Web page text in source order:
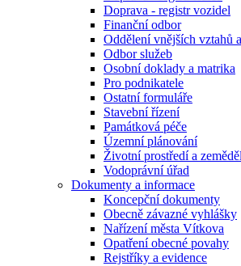
Doprava - registr vozidel
Finanční odbor
Oddělení vnějších vztahů
Odbor služeb
Osobní doklady a matrika
Pro podnikatele
Ostatní formuláře
Stavební řízení
Památková péče
Územní plánování
Životní prostředí a
Vodoprávní úřad
Dokumenty a informace
Koncepční dokumenty
Obecně závazné vyhlášky
Nařízení města Vítkova
Opatření obecné povahy
Rejstříky a evidence